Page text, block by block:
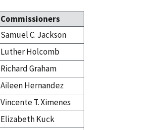
Commissioners
Samuel C. Jackson
Luther Holcomb
Richard Graham
Aileen Hernandez
Vincente T. Ximenes
Elizabeth Kuck